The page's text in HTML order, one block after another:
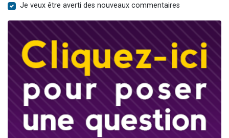
Je veux être averti des nouveaux commentaires